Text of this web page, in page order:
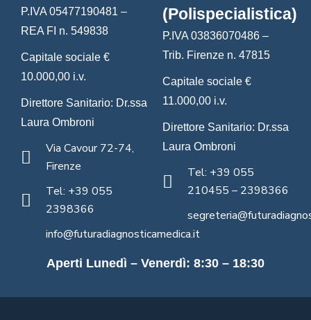
P.IVA 05477190481 –
REA FI n. 549838
Capitale sociale €
10.000,00 i.v.
Direttore Sanitario: Dr.ssa
Laura Ombroni
Via Cavour 72-74,
Firenze
Tel: +39 055
2398366
info@futuradiagnosticamedica.it
(Polispecialistica)
P.IVA 03836070486 –
Trib. Firenze n. 47815
Capitale sociale €
11.000,00 i.v.
Direttore Sanitario: Dr.ssa
Laura Ombroni
Tel: +39 055
210455 – 2398366
Aperti Lunedì – Venerdì: 8:30 – 18:30